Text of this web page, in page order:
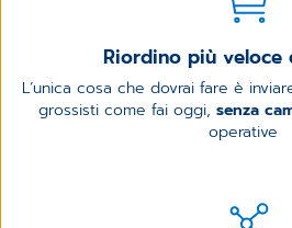
Riordino più
L’unica cosa che dovrai fare è
grossisti come fai oggi, senza
operative